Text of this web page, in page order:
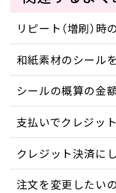
リピート（増刷）
和紙素材のシール
シールの概算の金
支払いでクレジッ
クレジット決済に
注文を変更したい